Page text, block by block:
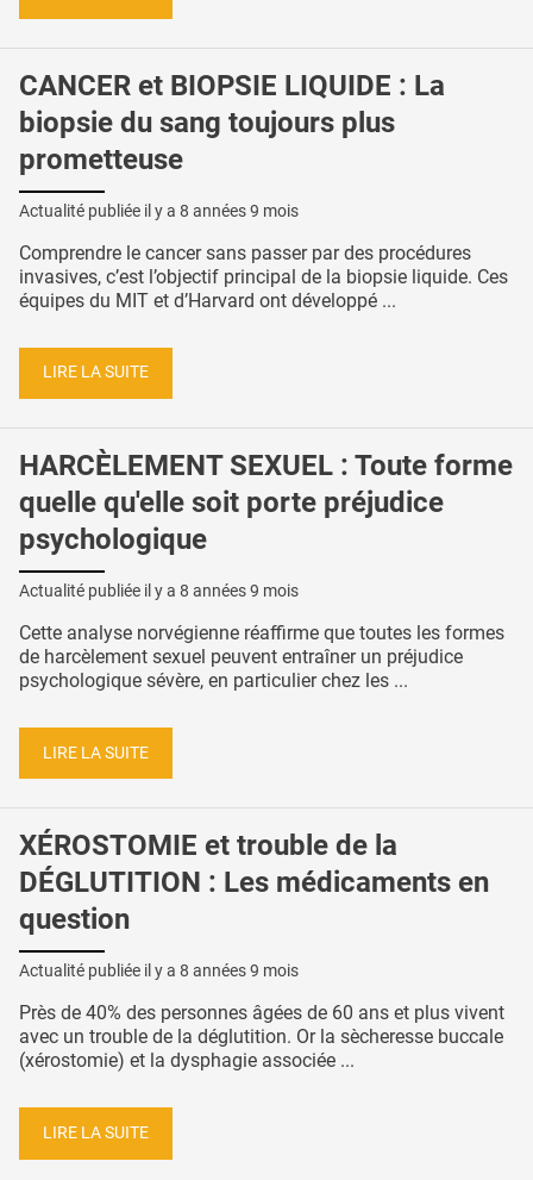
CANCER et BIOPSIE LIQUIDE : La
biopsie du sang toujours plus
prometteuse
Actualité publiée il y a 8 années 9 mois
Comprendre le cancer sans passer par des procédures
invasives, c’est l’objectif principal de la biopsie liquide. Ces
équipes du MIT et d’Harvard ont développé ...
LIRE LA SUITE
HARCÈLEMENT SEXUEL : Toute forme
quelle qu'elle soit porte préjudice
psychologique
Actualité publiée il y a 8 années 9 mois
Cette analyse norvégienne réaffirme que toutes les formes
de harcèlement sexuel peuvent entraîner un préjudice
psychologique sévère, en particulier chez les ...
LIRE LA SUITE
XÉROSTOMIE et trouble de la
DÉGLUTITION : Les médicaments en
question
Actualité publiée il y a 8 années 9 mois
Près de 40% des personnes âgées de 60 ans et plus vivent
avec un trouble de la déglutition. Or la sècheresse buccale
(xérostomie) et la dysphagie associée ...
LIRE LA SUITE